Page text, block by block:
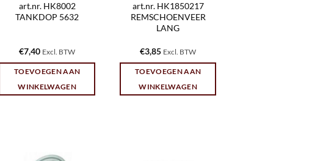
art.nr. HK8002
TANKDOP 5632
€7,40 Excl. BTW
TOEVOEGEN AAN
WINKELWAGEN
art.nr. HK1850217
REMSCHOENVEER
LANG
€3,85 Excl. BTW
TOEVOEGEN AAN
WINKELWAGEN